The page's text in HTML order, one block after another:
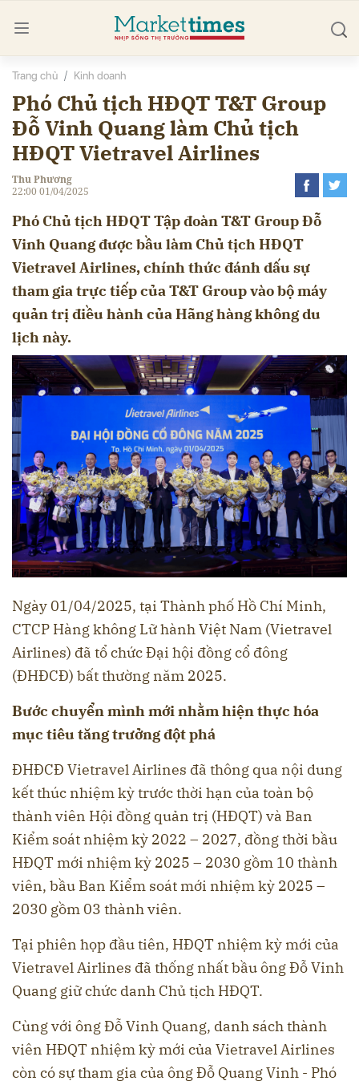
Trang chủ Kinh doanh
Phó Chủ tịch HĐQT T&T Group
Đỗ Vinh Quang làm Chủ tịch
HĐQT Vietravel Airlines
Thu Phương
22:00 01/04/2025
Phó Chủ tịch HĐQT Tập đoàn T&T Group Đỗ
Vinh Quang được bầu làm Chủ tịch HĐQT
Vietravel Airlines, chính thức đánh dấu sự
tham gia trực tiếp của T&T Group vào bộ máy
quản trị điều hành của Hãng hàng không du
lịch này.
Ngày 01/04/2025, tại Thành phố Hồ Chí Minh,
CTCP Hàng không Lữ hành Việt Nam (Vietravel
Airlines) đã tổ chức Đại hội đồng cổ đông
(ĐHĐCĐ) bất thường năm 2025.
Bước chuyển mình mới nhằm hiện thực hóa
mục tiêu tăng trưởng đột phá
ĐHĐCĐ Vietravel Airlines đã thông qua nội dung
kết thúc nhiệm kỳ trước thời hạn của toàn bộ
thành viên Hội đồng quản trị (HĐQT) và Ban
Kiểm soát nhiệm kỳ 2022 – 2027, đồng thời bầu
HĐQT mới nhiệm kỳ 2025 – 2030 gồm 10 thành
viên, bầu Ban Kiểm soát mới nhiệm kỳ 2025 –
2030 gồm 03 thành viên.
Tại phiên họp đầu tiên, HĐQT nhiệm kỳ mới của
Vietravel Airlines đã thống nhất bầu ông Đỗ Vinh
Quang giữ chức danh Chủ tịch HĐQT.
Cùng với ông Đỗ Vinh Quang, danh sách thành
viên HĐQT nhiệm kỳ mới của Vietravel Airlines
còn có sự tham gia của ông Đỗ Quang Vinh - Phó
luận
Hủy